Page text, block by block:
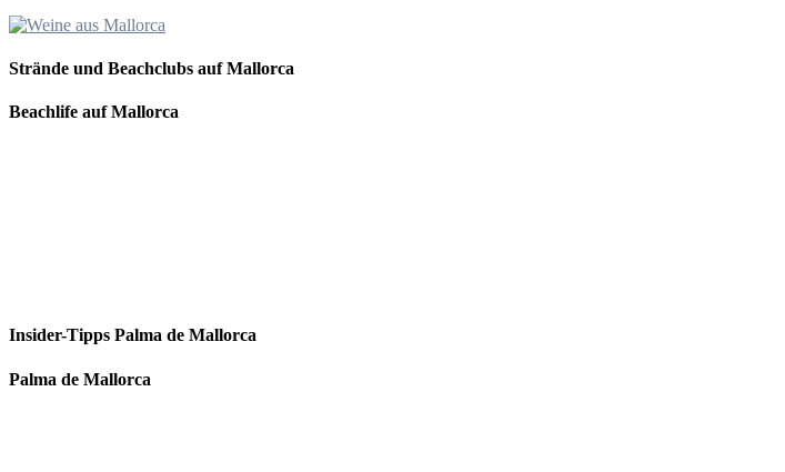
Strände und Beachclubs auf Mallorca
Beachlife auf Mallorca
Insider-Tipps Palma de Mallorca
Palma de Mallorca